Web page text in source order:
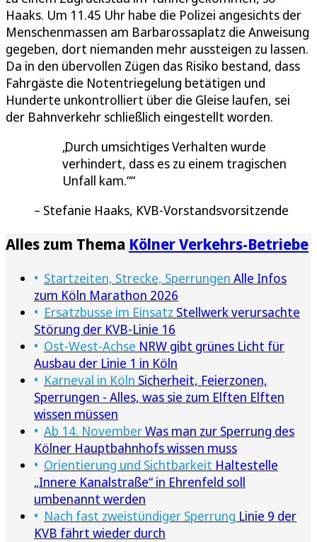
Haaks. Um 11.45 Uhr habe die Polizei angesichts der
Menschenmassen am Barbarossaplatz die Anweisung
gegeben, dort niemanden mehr aussteigen zu lassen.
Da in den übervollen Zügen das Risiko bestand, dass
Fahrgäste die Notentriegelung betätigen und
Hunderte unkontrolliert über die Gleise laufen, sei
der Bahnverkehr schließlich eingestellt worden.
Durch umsichtiges Verhalten wurde
verhindert, dass es zu einem tragischen
Unfall kam.“
Stefanie Haaks, KVB-Vorstandsvorsitzende
Alles zum Thema Kölner Verkehrs-Betriebe
Startzeiten, Strecke, Sperrungen Alle Infos
zum Köln Marathon 2026
Ersatzbusse im Einsatz Stellwerk verursachte
Störung der KVB-Linie 16
Ost-West-Achse NRW gibt grünes Licht für
Ausbau der Linie 1 in Köln
Karneval in Köln Sicherheit, Feierzonen,
Sperrungen - Alles, was sie zum Elften Elften
wissen müssen
Ab 14. NovemberWas man zur Sperrung des
Kölner Hauptbahnhofs wissen muss
Orientierung und Sichtbarkeit Haltestelle
„Innere Kanalstraße“ in Ehrenfeld soll
umbenannt werden
Nach fast zweistündiger Sperrung Linie 9 der
KVB fährt wieder durch